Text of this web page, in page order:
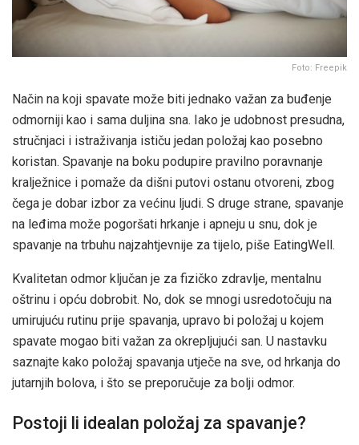
Foto: Freepik
Način na koji spavate može biti jednako važan za buđenje
odmorniji kao i sama duljina sna. Iako je udobnost presudna,
stručnjaci i istraživanja ističu jedan položaj kao posebno
koristan. Spavanje na boku podupire pravilno poravnanje
kralježnice i pomaže da dišni putovi ostanu otvoreni, zbog
čega je dobar izbor za većinu ljudi. S druge strane, spavanje
na leđima može pogoršati hrkanje i apneju u snu, dok je
spavanje na trbuhu najzahtjevnije za tijelo, piše EatingWell.
Kvalitetan odmor ključan je za fizičko zdravlje, mentalnu
oštrinu i opću dobrobit. No, dok se mnogi usredotočuju na
umirujuću rutinu prije spavanja, upravo bi položaj u kojem
spavate mogao biti važan za okrepljujući san. U nastavku
saznajte kako položaj spavanja utječe na sve, od hrkanja do
jutarnjih bolova, i što se preporučuje za bolji odmor.
Postoji li idealan položaj za spavanje?